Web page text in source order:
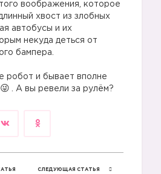
воображения, которое
хвост из злобных
автобусы и их
некуда деться от
бампера.
робот и бывает вполне
. А вы ревели за рулём?
СЛЕДУЮЩАЯ СТАТЬЯ